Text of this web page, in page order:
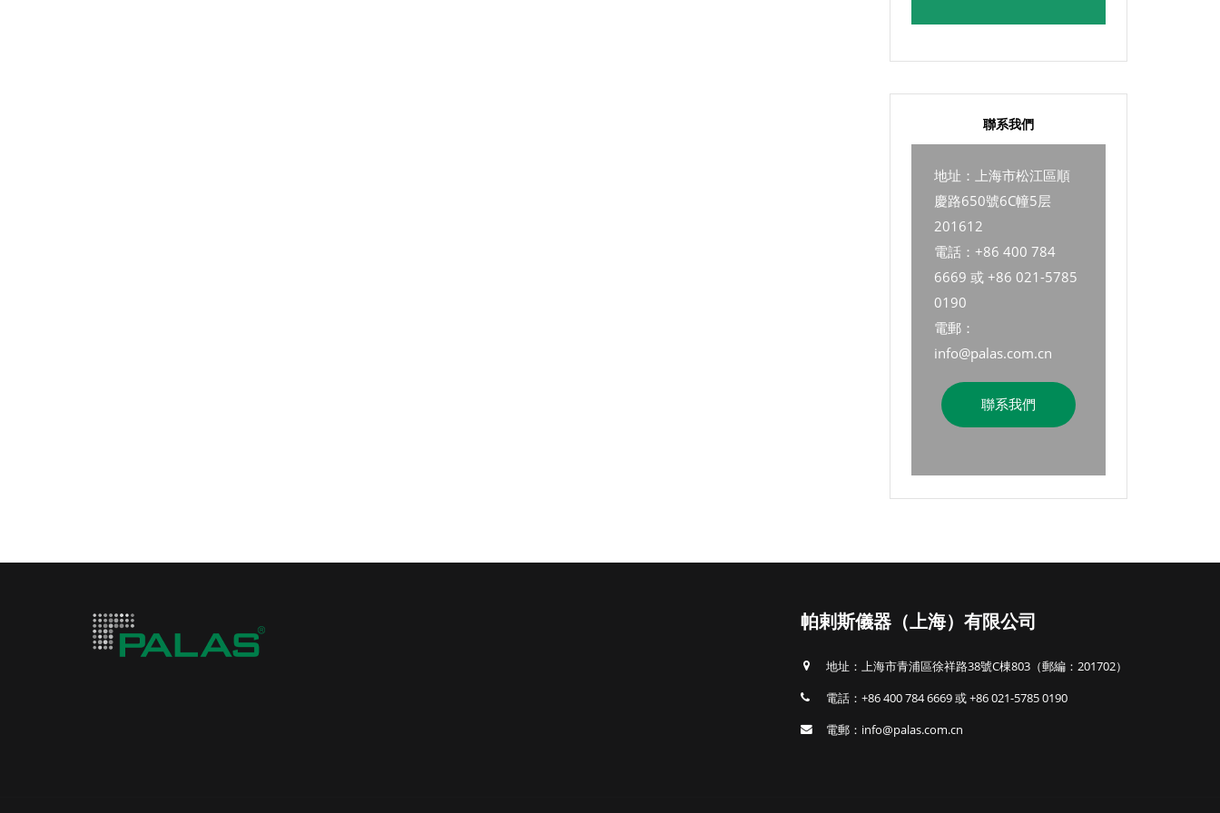
聯系我們
地址：上海市松江區順
慶路650號6C幢5层
201612
電話：+86 400 784
6669 或 +86 021-5785
0190
電郵：
info@palas.com.cn
聯系我們
帕剌斯儀器（上海）有限公司
地址：上海市青浦區徐祥路38號C棟803（郵編：201702）
電話：+86 400 784 6669 或 +86 021-5785 0190
電郵：info@palas.com.cn